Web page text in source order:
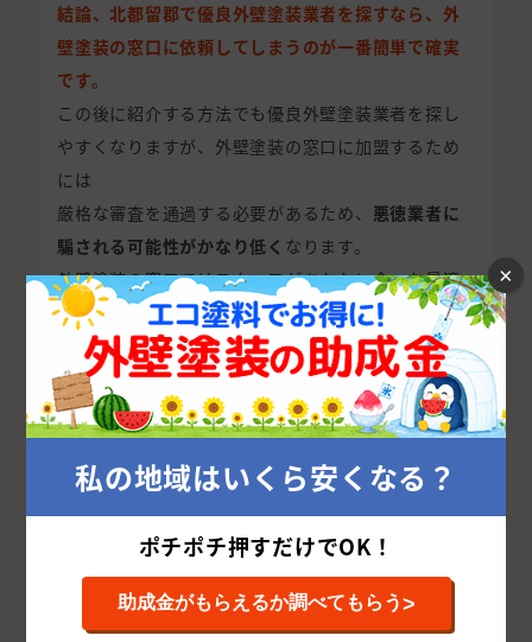
結論、北都留郡で優良外壁塗装業者を探すなら、外
壁塗装の窓口に依頼してしまうのが一番簡単で確実
です。
この後に紹介する方法でも優良外壁塗装業者を探し
やすくなりますが、外壁塗装の窓口に加盟するため
には
厳格な審査を通過する必要があるため、 悪徳業者に
騙される可能性がかなり低く なります。
外壁塗装の窓口ではスタッフがあなたに合った最適
な優良外壁塗装業者を紹介するため、自分で面倒な
調査は不要です。
外壁塗装の窓口では北都留郡に厳選された北都留郡
社の加盟店が掲載されていますので、もちろんご自
身でお選びいただくことも可能です。
外壁塗装は高額で非常に大事なお買い物になります
ので、是非プロにあなたの最適な外壁塗装業者を紹
介させてください。
おすすめ記事：優良な外壁塗装業者の選び方を解
説！警戒すべき悪徳業者の見極め方とは
×
私の地域はいくら安くなる？
ポチポチ押すだけでOK！
助成金がもらえるか調べてもらう>